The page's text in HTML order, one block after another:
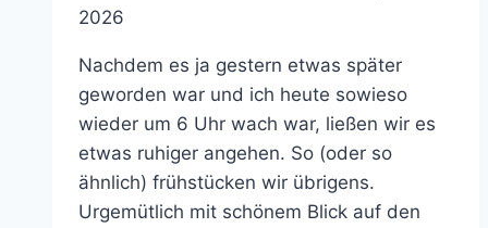
2026
Nachdem es ja gestern etwas später
geworden war und ich heute sowieso
wieder um 6 Uhr wach war, ließen wir es
etwas ruhiger angehen. So (oder so
ähnlich) frühstücken wir übrigens.
Urgemütlich mit schönem Blick auf den